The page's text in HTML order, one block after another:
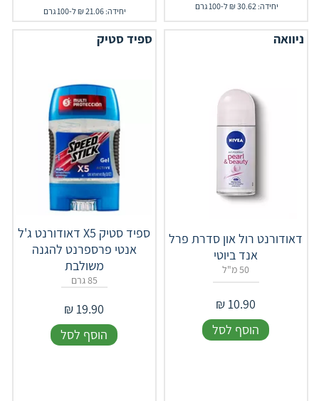
יחידה: 30.62 ₪ ל-100 גרם יחידה: 21.06 ₪ ל-100 גרם
ניוואה
דאודורנט רול און סדרת פרל
אנד ביוטי
50 מ"ל
10.90
₪
הוסף לסל
ספיד סטיק
ספיד סטיק X5 דאודורנט ג'ל
אנטי פרספרנט להגנה
משולבת
85 גרם
19.90
₪
הוסף לסל